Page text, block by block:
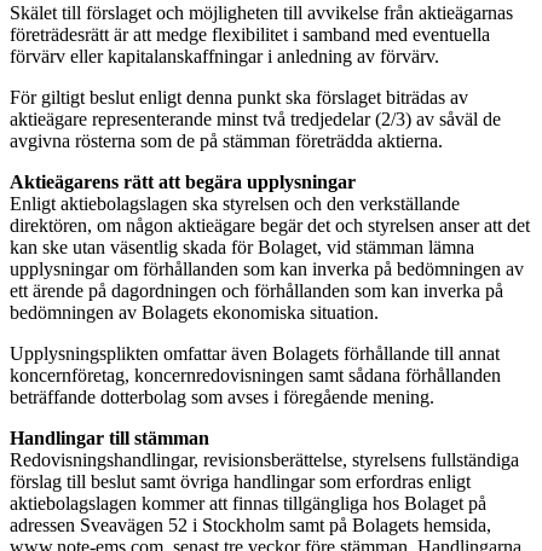
Skälet till förslaget och möjligheten till avvikelse från aktieägarnas
företrädesrätt är att medge flexibilitet i samband med eventuella
förvärv eller kapitalanskaffningar i anledning av förvärv.
För giltigt beslut enligt denna punkt ska förslaget biträdas av
aktieägare representerande minst två tredjedelar (2/3) av såväl de
avgivna rösterna som de på stämman företrädda aktierna.
Aktieägarens rätt att begära upplysningar
Enligt aktiebolagslagen ska styrelsen och den verkställande
direktören, om någon aktieägare begär det och styrelsen anser att det
kan ske utan väsentlig skada för Bolaget, vid stämman lämna
upplysningar om förhållanden som kan inverka på bedömningen av
ett ärende på dagordningen och förhållanden som kan inverka på
bedömningen av Bolagets ekonomiska situation.
Upplysningsplikten omfattar även Bolagets förhållande till annat
koncernföretag, koncernredovisningen samt sådana förhållanden
beträffande dotterbolag som avses i föregående mening.
Handlingar till stämman
Redovisningshandlingar, revisionsberättelse, styrelsens fullständiga
förslag till beslut samt övriga handlingar som erfordras enligt
aktiebolagslagen kommer att finnas tillgängliga hos Bolaget på
adressen Sveavägen 52 i Stockholm samt på Bolagets hemsida,
www.note-ems.com, senast tre veckor före stämman. Handlingarna